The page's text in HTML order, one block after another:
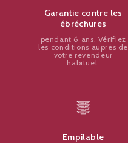
Garantie contre les
ébréchures
pendant 6 ans. Vérifiez
les conditions auprès de
votre revendeur
habituel.
Empilable